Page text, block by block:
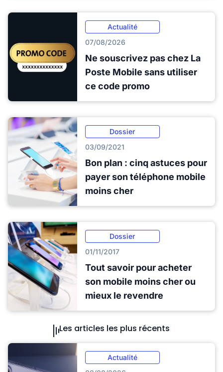
Actualité
07/08/2026
Ne souscrivez pas chez La
Poste Mobile sans utiliser
ce code promo
Dossier
03/09/2021
Bon plan : cinq astuces pour
payer son téléphone mobile
moins cher
Dossier
01/11/2017
Tout savoir pour acheter
son mobile moins cher ou
mieux le revendre
Les articles les plus récents
Actualité